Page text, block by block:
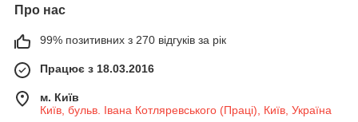
силіконові форми для випічки будь-яких розмірів і
таланти.
силіконову форму через кошик або зателефонувати нам за
телефонами, вказаними на сайті.
Про нас
99% позитивних з 270 відгуків за рік
Працює з 18.03.2016
м. Київ
Київ, бульв. Івана Котляревського (Праці), Київ, Україна